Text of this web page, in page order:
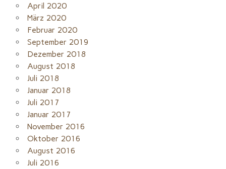
April 2020
März 2020
Februar 2020
September 2019
Dezember 2018
August 2018
Juli 2018
Januar 2018
Juli 2017
Januar 2017
November 2016
Oktober 2016
August 2016
Juli 2016